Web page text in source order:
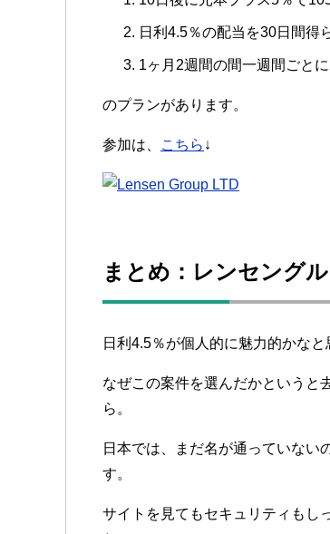
日利4.5％の配当を30日間得
1ヶ月2週間の間一週間ごと
のプランがあります。
参加は、 こちら ↓
まとめ：レンセング
日利4.5％が個人的に魅力的かなと
なぜこの案件を選んだかというと
ら。
日本では、まだ名が通っていない
す。
サイトを見てもセキュリティもし